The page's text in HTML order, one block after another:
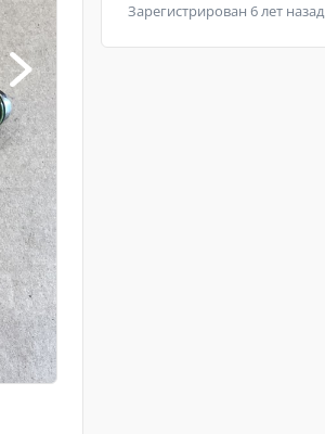
Зарегистрирован 6 лет назад